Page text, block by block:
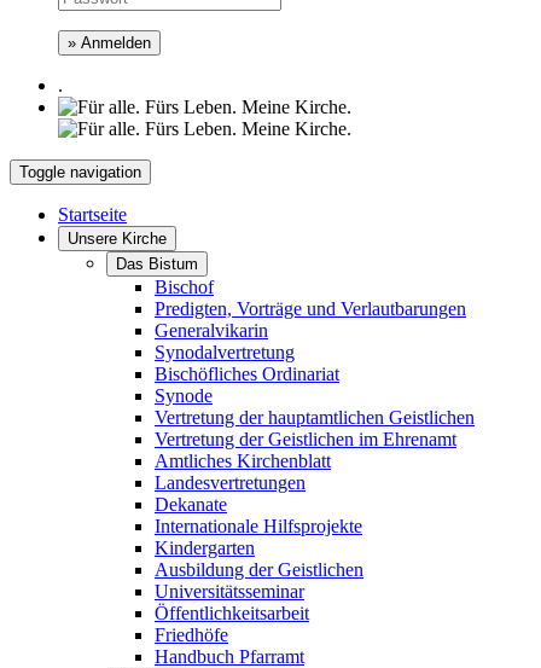
» Anmelden
.
Toggle navigation
Startseite
Unsere Kirche
Das Bistum
Bischof
Predigten, Vorträge und Verlautbarungen
Generalvikarin
Synodalvertretung
Bischöfliches Ordinariat
Synode
Vertretung der hauptamtlichen Geistlichen
Vertretung der Geistlichen im Ehrenamt
Amtliches Kirchenblatt
Landesvertretungen
Dekanate
Internationale Hilfsprojekte
Kindergarten
Ausbildung der Geistlichen
Universitätsseminar
Öffentlichkeitsarbeit
Friedhöfe
Handbuch Pfarramt